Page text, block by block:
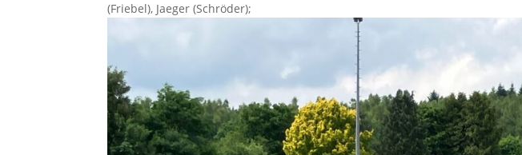
(Friebel), Jaeger (Schröder);